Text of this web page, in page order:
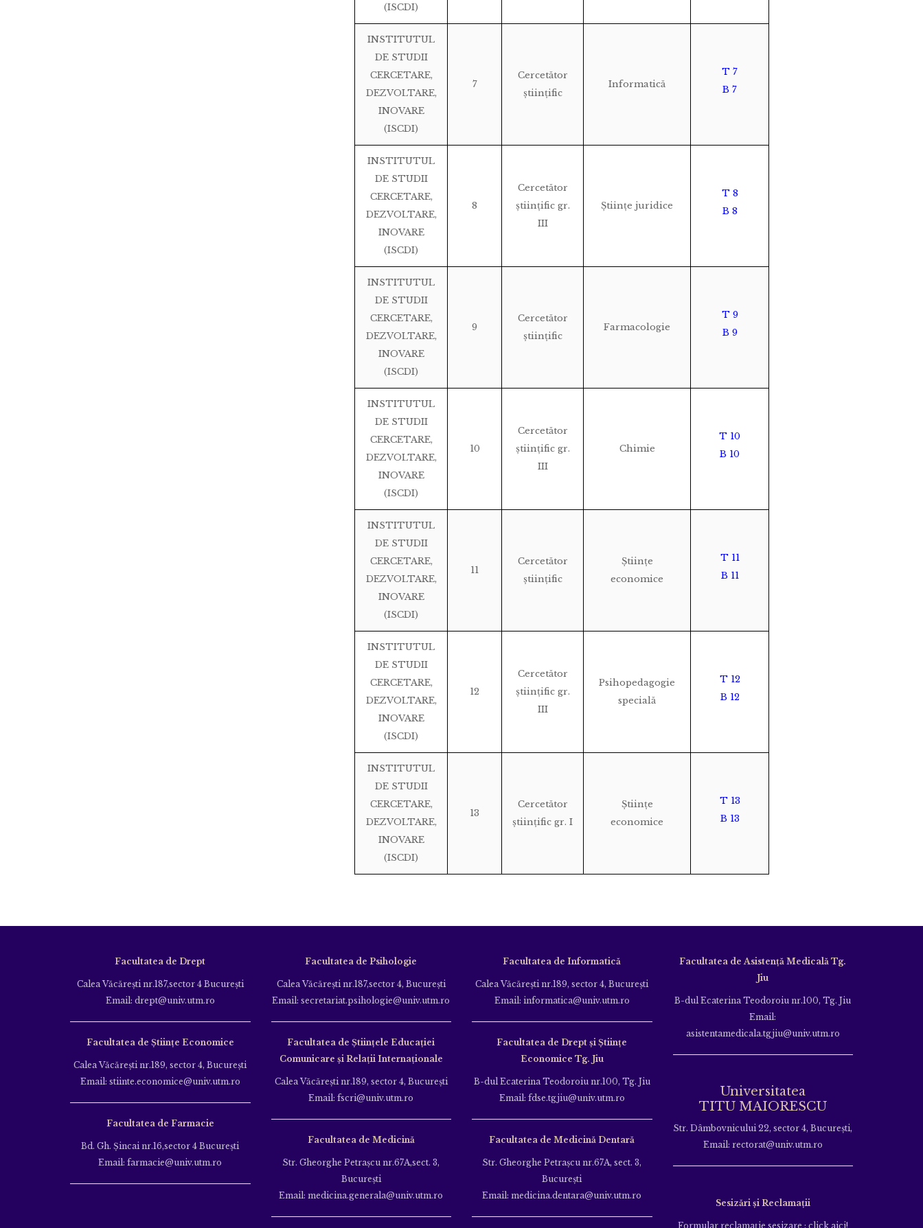
(ISCDI)
INSTITUTUL
DE STUDII
CERCETARE,
DEZVOLTARE,
INOVARE
(ISCDI)
7
Cercetător
științific
Informatică
T 7
B 7
INSTITUTUL
DE STUDII
CERCETARE,
DEZVOLTARE,
INOVARE
(ISCDI)
8
Cercetător
științific gr.
III
Științe juridice
T 8
B 8
INSTITUTUL
DE STUDII
CERCETARE,
DEZVOLTARE,
INOVARE
(ISCDI)
9
Cercetător
științific
Farmacologie
T 9
B 9
INSTITUTUL
DE STUDII
CERCETARE,
DEZVOLTARE,
INOVARE
(ISCDI)
10
Cercetător
științific gr.
III
Chimie
T 10
B 10
INSTITUTUL
DE STUDII
CERCETARE,
DEZVOLTARE,
INOVARE
(ISCDI)
11
Cercetător
științific
Științe
economice
T 11
B 11
INSTITUTUL
DE STUDII
CERCETARE,
DEZVOLTARE,
INOVARE
(ISCDI)
12
Cercetător
științific gr.
III
Psihopedagogie
specială
T 12
B 12
INSTITUTUL
DE STUDII
CERCETARE,
DEZVOLTARE,
INOVARE
(ISCDI)
13
Cercetător
științific gr. I
Științe
economice
T 13
B 13
Facultatea de Drept
Calea Văcăreşti nr.187,sector 4 Bucureşti
Email: drept@univ.utm.ro
Facultatea de Științe Economice
Calea Văcăreşti nr.189, sector 4, Bucureşti
Email: stiinte.economice@univ.utm.ro
Facultatea de Farmacie
Bd. Gh. Şincai nr.16,sector 4 Bucureşti
Email: farmacie@univ.utm.ro
Facultatea de Psihologie
Calea Văcăreşti nr.187,sector 4, Bucureşti
Email: secretariat.psihologie@univ.utm.ro
Facultatea de Ştiinţele Educației
Comunicare și Relații Internaționale
Calea Văcăreşti nr.189, sector 4, Bucureşti
Email: fscri@univ.utm.ro
Facultatea de Medicină
Str. Gheorghe Petraşcu nr.67A,sect. 3,
Bucureşti
Email: medicina.generala@univ.utm.ro
Facultatea de Informatică
Calea Văcăreşti nr.189, sector 4, Bucureşti
Email: informatica@univ.utm.ro
Facultatea de Drept și Științe
Economice Tg. Jiu
B-dul Ecaterina Teodoroiu nr.100, Tg. Jiu
Email: fdse.tgjiu@univ.utm.ro
Facultatea de Medicină Dentară
Str. Gheorghe Petraşcu nr.67A, sect. 3,
Bucureşti
Email: medicina.dentara@univ.utm.ro
Facultatea de Asistență Medicală Tg.
Jiu
B-dul Ecaterina Teodoroiu nr.100, Tg. Jiu
Email:
asistentamedicala.tgjiu@univ.utm.ro
Universitatea
TITU MAIORESCU
Str. Dâmbovnicului 22, sector 4, București,
Email: rectorat@univ.utm.ro
Sesizări și Reclamații
Formular reclamație sesizare : click aici!